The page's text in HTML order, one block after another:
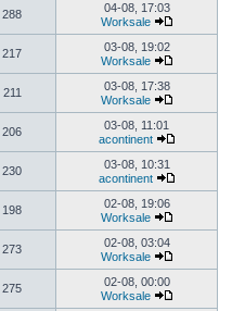
288
04-08, 17:03
Worksale
217
03-08, 19:02
Worksale
211
03-08, 17:38
Worksale
206
03-08, 11:01
acontinent
230
03-08, 10:31
acontinent
198
02-08, 19:06
Worksale
273
02-08, 03:04
Worksale
275
02-08, 00:00
Worksale